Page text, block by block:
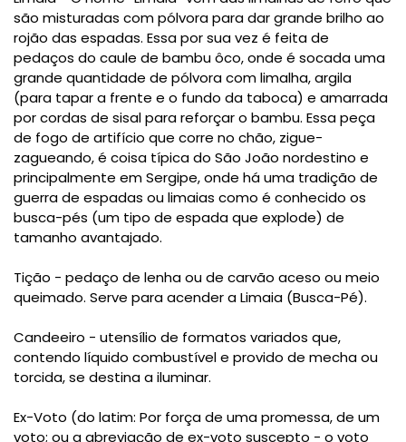
são misturadas com pólvora para dar grande brilho ao
rojão das espadas. Essa por sua vez é feita de
pedaços do caule de bambu ôco, onde é socada uma
grande quantidade de pólvora com limalha, argila
(para tapar a frente e o fundo da taboca) e amarrada
por cordas de sisal para reforçar o bambu. Essa peça
de fogo de artifício que corre no chão, zigue-
zagueando, é coisa típica do São João nordestino e
principalmente em Sergipe, onde há uma tradição de
guerra de espadas ou limaias como é conhecido os
busca-pés (um tipo de espada que explode) de
tamanho avantajado.
Tição - pedaço de lenha ou de carvão aceso ou meio
queimado. Serve para acender a Limaia (Busca-Pé).
Candeeiro - utensílio de formatos variados que,
contendo líquido combustível e provido de mecha ou
torcida, se destina a iluminar.
Ex-Voto (do latim: Por força de uma promessa, de um
voto; ou a abreviação de ex-voto suscepto - o voto